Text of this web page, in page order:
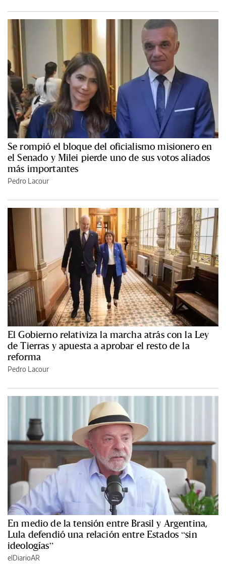
Se rompió el bloque del oficialismo misionero en
el Senado y Milei pierde uno de sus votos aliados
más importantes
Pedro Lacour
El Gobierno relativiza la marcha atrás con la Ley
de Tierras y apuesta a aprobar el resto de la
reforma
Pedro Lacour
En medio de la tensión entre Brasil y Argentina,
Lula defendió una relación entre Estados “sin
ideologías”
elDiarioAR